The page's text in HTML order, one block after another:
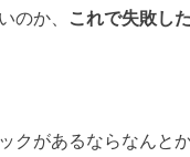
のか、 これで失敗し
があるならなんとか